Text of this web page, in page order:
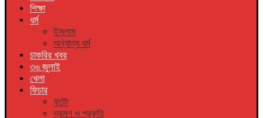
শিক্ষা
ধর্ম
ইসলাম
অন্যান্য ধর্ম
চাকরির খবর
৩৬ জুলাই
খেলা
ফিচার
ফটো
ভ্রমণ ও প্রকৃতি